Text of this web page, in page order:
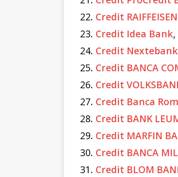
Credit
Credit Idea Bank,
Credit Nextebank
Credit BANCA
Credit
Credit Banca
Credit BANK
Credit MARFIN
Credit BANCA
Credit BLOM